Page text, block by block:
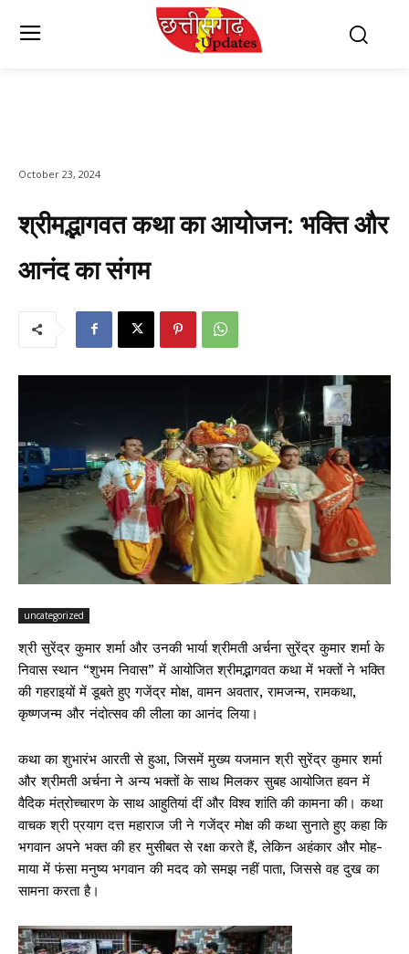
October 23, 2024
श्रीमद्भागवत कथा का आयोजन: भक्ति और
आनंद का संगम
uncategorized
श्री सुरेंद्र कुमार शर्मा और उनकी भार्या श्रीमती अर्चना सुरेंद्र कुमार शर्मा के
निवास स्थान “शुभम निवास” में आयोजित श्रीमद्भागवत कथा में भक्तों ने भक्ति
की गहराइयों में डूबते हुए गजेंद्र मोक्ष, वामन अवतार, रामजन्म, रामकथा,
कृष्णजन्म और नंदोत्सव की लीला का आनंद लिया।
कथा का शुभारंभ आरती से हुआ, जिसमें मुख्य यजमान श्री सुरेंद्र कुमार शर्मा
और श्रीमती अर्चना ने अन्य भक्तों के साथ मिलकर सुबह आयोजित हवन में
वैदिक मंत्रोच्चारण के साथ आहुतियां दीं और विश्व शांति की कामना की। कथा
वाचक श्री प्रयाग दत्त महाराज जी ने गजेंद्र मोक्ष की कथा सुनाते हुए कहा कि
भगवान अपने भक्त की हर मुसीबत से रक्षा करते हैं, लेकिन अहंकार और मोह-
माया में फंसा मनुष्य भगवान की मदद को समझ नहीं पाता, जिससे वह दुख का
सामना करता है।